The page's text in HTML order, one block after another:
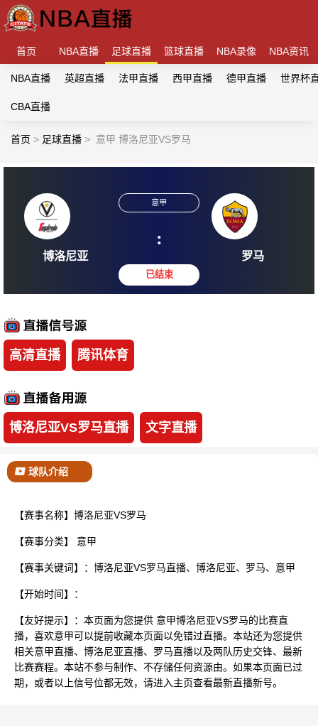
首页 NBA直播 足球直播 篮球直播 NBA录像 NBA资讯
NBA直播 英超直播 法甲直播 西甲直播 德甲直播 世界杯
CBA直播
首页 > 足球直播 > 意甲 博洛尼亚VS罗马
:
高清直播 腾讯体育
博洛尼亚VS罗马直播 文字直播
球队介绍
【赛事名称】博洛尼亚VS罗马
【赛事分类】 意甲
【赛事关键词】：博洛尼亚VS罗马直播、博洛尼亚、罗马、意甲
【开始时间】：
【友好提示】：本页面为您提供 意甲博洛尼亚VS罗马的比赛直
播，喜欢意甲可以提前收藏本页面以免错过直播。本站还为您提供
相关意甲直播、博洛尼亚直播、罗马直播以及两队历史交锋、最新
比赛赛程。本站不参与制作、不存储任何资源由。如果本页面已过
期，或者以上信号位都无效，请进入主页查看最新直播新号。